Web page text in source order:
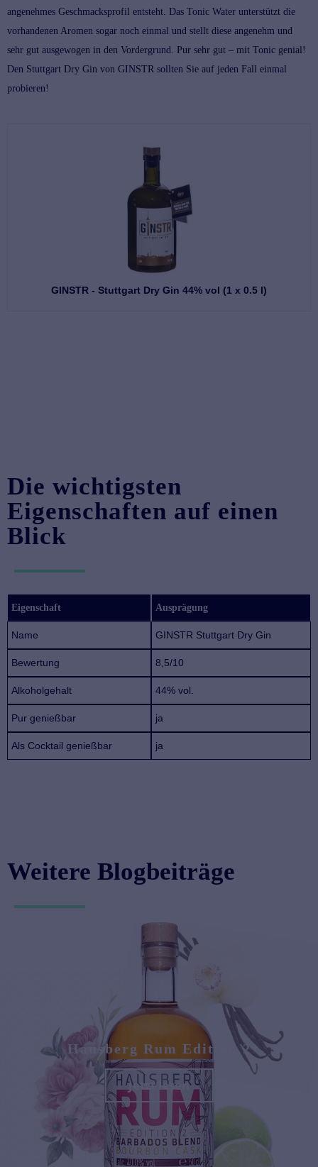
angenehmes Geschmacksprofil entsteht. Das Tonic Water unterstützt die
vorhandenen Aromen sogar noch einmal und stellt diese angenehm und
sehr gut ausgewogen in den Vordergrund. Pur sehr gut – mit Tonic genial!
Den Stuttgart Dry Gin von GINSTR sollten Sie auf jeden Fall einmal
probieren!
GINSTR - Stuttgart Dry Gin 44% vol (1 x 0.5 l)
Die wichtigsten
Eigenschaften auf einen
Blick
Eigenschaft Ausprägung
Name GINSTR Stuttgart Dry Gin
Bewertung 8,5/10
Alkoholgehalt 44% vol.
Pur genießbar ja
Als Cocktail genießbar ja
Weitere Blogbeiträge
Hausberg Rum Edition 2
Jetzt lesen